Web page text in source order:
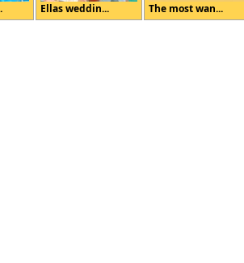
Ellas weddin... The most wan...